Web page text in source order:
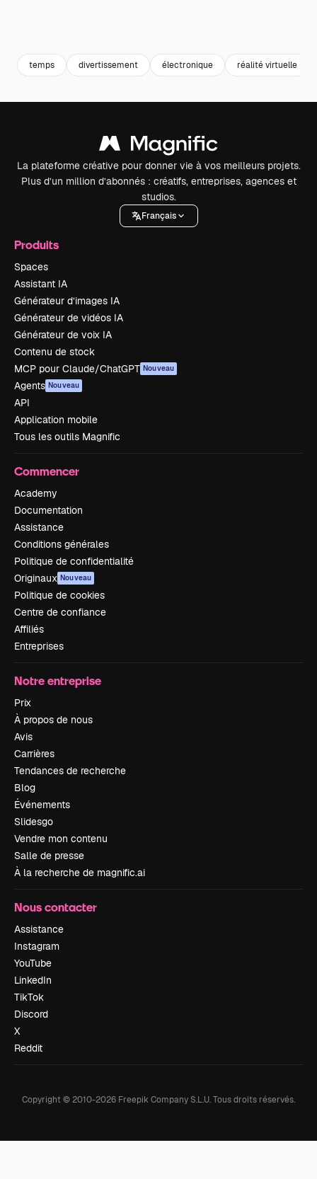
temps divertissement électronique réalité virtuelle
La plateforme créative pour donner vie à vos meilleurs projets.
Plus d’un million d’abonnés : créatifs, entreprises, agences et
studios.
Français
Produits
Spaces
Assistant IA
Générateur d’images IA
Générateur de vidéos IA
Générateur de voix IA
Contenu de stock
MCP pour Claude/ChatGPT Nouveau
Agents Nouveau
API
Application mobile
Tous les outils Magnific
Commencer
Academy
Documentation
Assistance
Conditions générales
Politique de confidentialité
Originaux Nouveau
Politique de cookies
Centre de confiance
Affiliés
Entreprises
Notre entreprise
Prix
À propos de nous
Avis
Carrières
Tendances de recherche
Blog
Événements
Slidesgo
Vendre mon contenu
Salle de presse
À la recherche de magnific.ai
Nous contacter
Assistance
Instagram
YouTube
LinkedIn
TikTok
Discord
X
Reddit
Copyright © 2010-2026 Freepik Company S.L.U.Tous droits réservés.